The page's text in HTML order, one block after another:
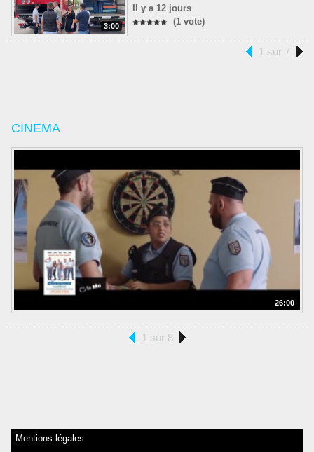
3:00
Il y a 12 jours
(1 vote)
1 sur 7
CINEMA
26:00
1 sur 8
Mentions légales